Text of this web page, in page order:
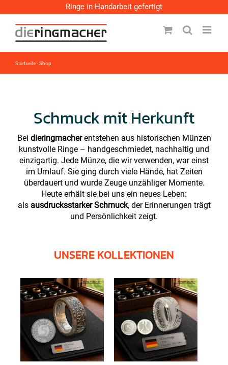
Ringe in Handarbeit gefertigt
Inhalt
springen
Startseite-Shop
Schmuck mit Herkunft
Bei dieringmacherentstehen aus historischen Münzen
kunstvolle Ringe – handgeschmiedet, nachhaltig und
einzigartig. Jede Münze, die wir verwenden, war einst
im Umlauf. Sie ging durch viele Hände, hat Zeiten
überdauert und wurde Zeuge unzähliger Momente.
Heute erhält sie bei uns ein neues Leben:
als ausdrucksstarker Schmuck, der Erinnerungen trägt
und Persönlichkeit zeigt.
UNSERE KOLLEKTIONEN